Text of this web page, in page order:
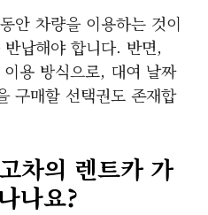
안 차량을 이용하는 것이
납해야 합니다. 반면,
용 방식으로, 대여 날짜
구매할 선택권도 존재합
차의 렌트카 가
나요?